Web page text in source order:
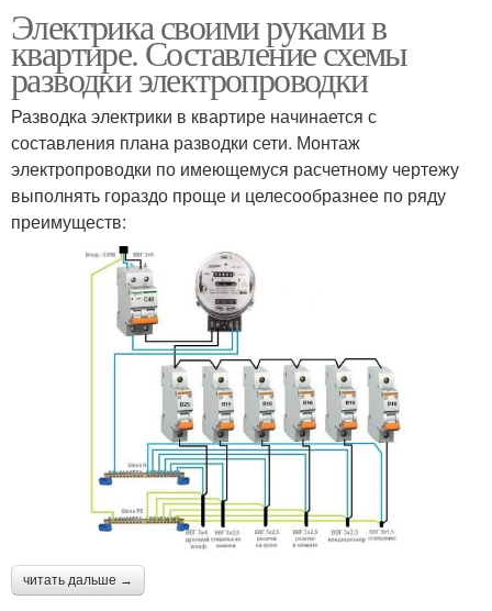
Электрика своими руками в
квартире. Составление схемы
разводки электропроводки
Разводка электрики в квартире начинается с
составления плана разводки сети. Монтаж
электропроводки по имеющемуся расчетному чертежу
выполнять гораздо проще и целесообразнее по ряду
преимуществ:
читать дальше →